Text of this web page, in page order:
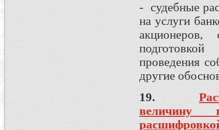
- судебные
на услуги
проведения
другие
19.
величину